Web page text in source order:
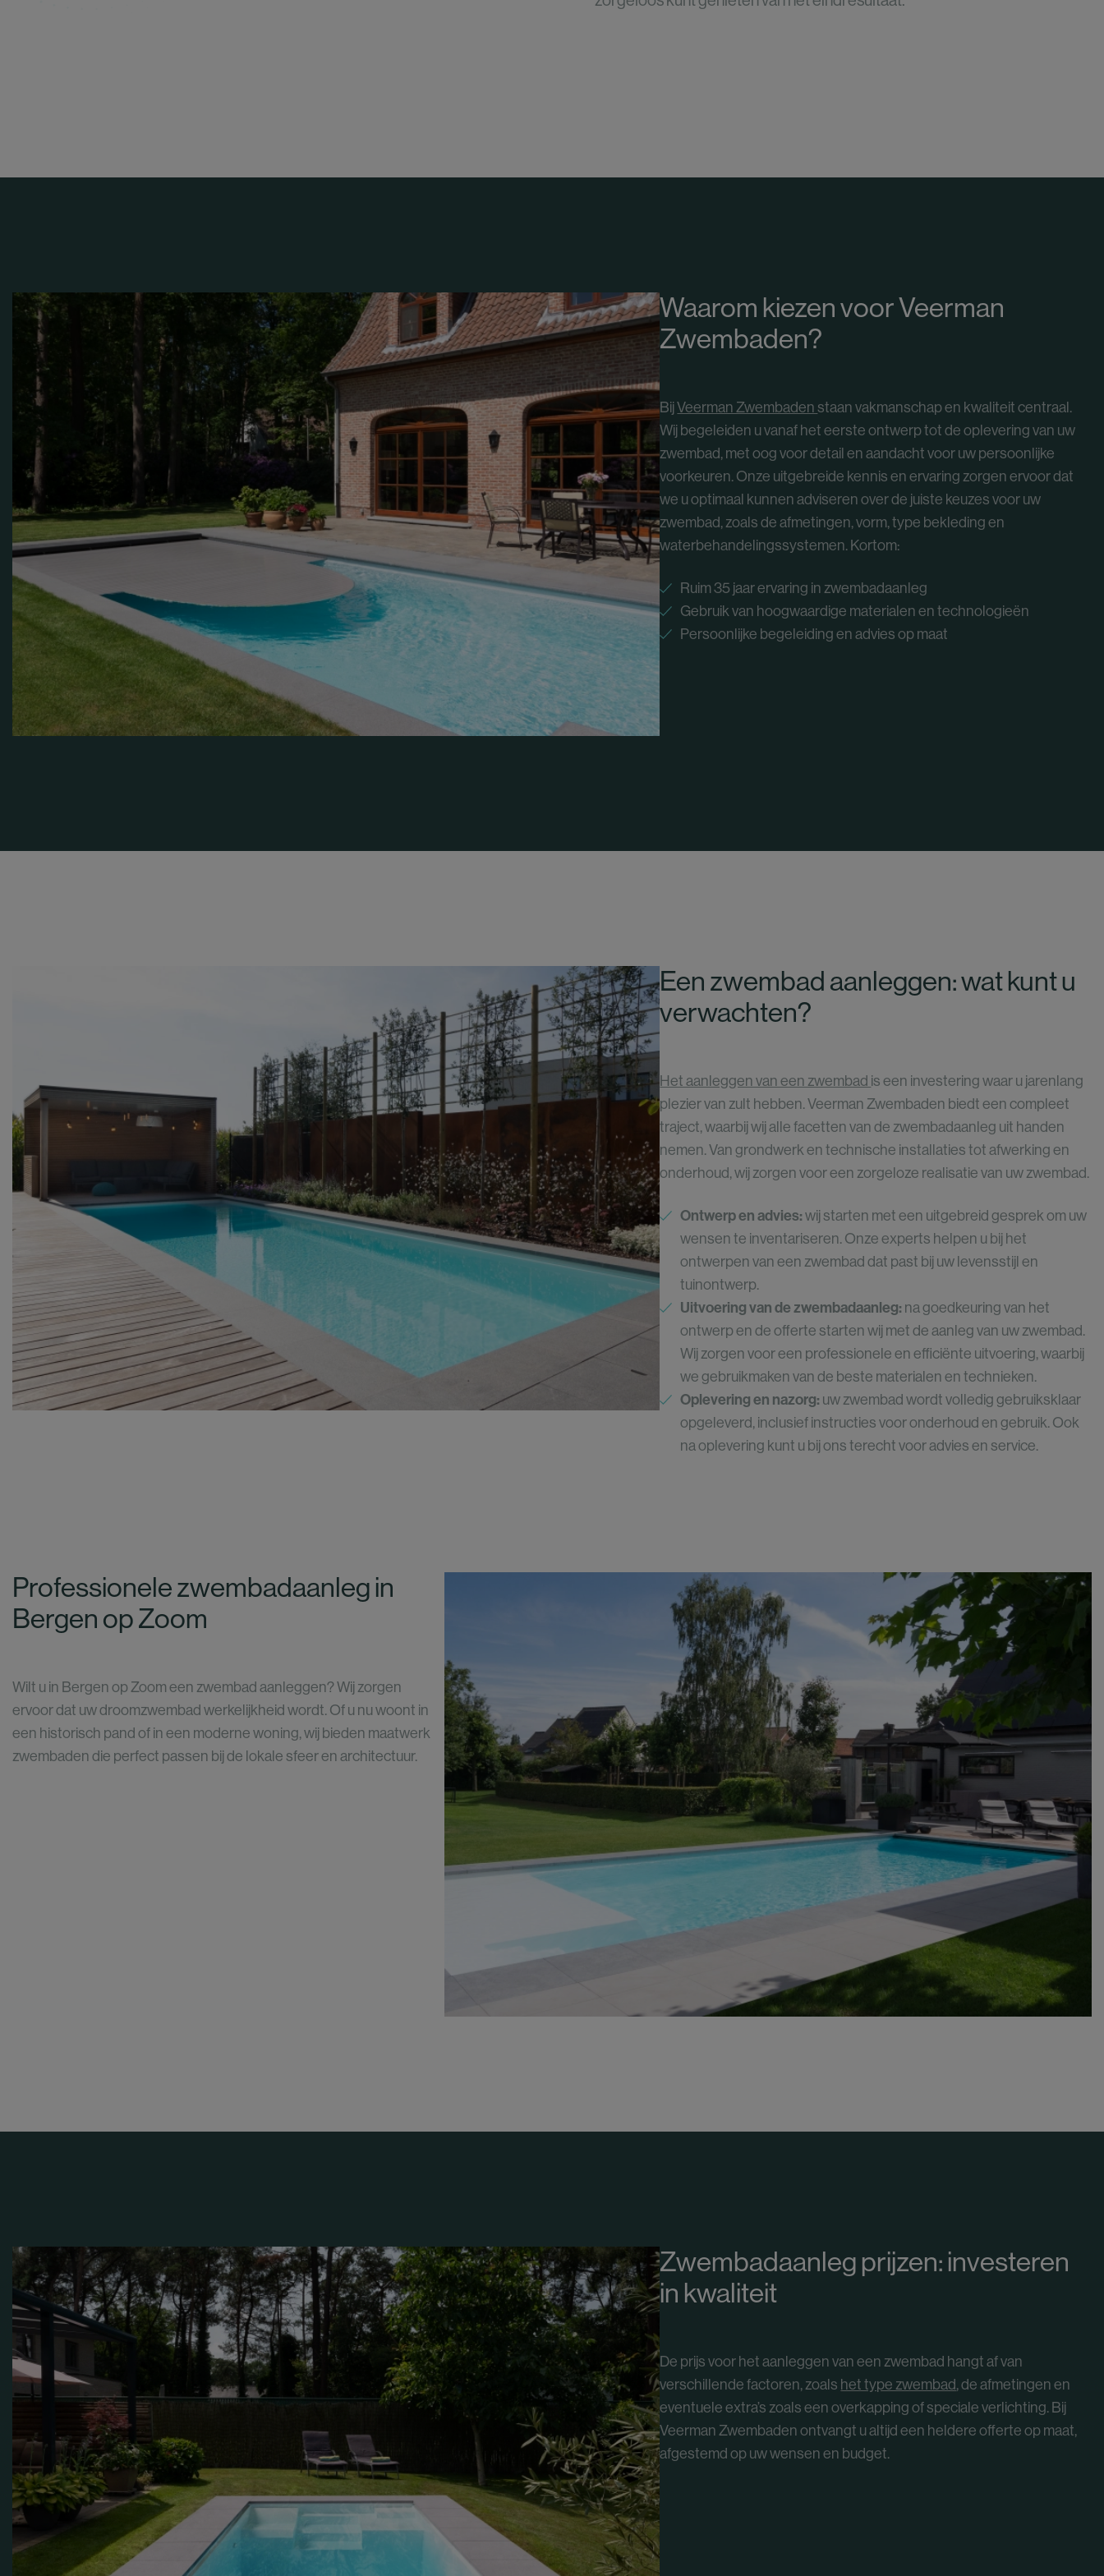
Waarom kiezen voor Veerman
Zwembaden?
BijVeerman Zwembadenstaan vakmanschap en kwaliteit centraal.
Wij begeleiden u vanaf het eerste ontwerp tot de oplevering van uw
zwembad, met oog voor detail en aandacht voor uw persoonlijke
voorkeuren. Onze uitgebreide kennis en ervaring zorgen ervoor dat
we u optimaal kunnen adviseren over de juiste keuzes voor uw
zwembad, zoals de afmetingen, vorm, type bekleding en
waterbehandelingssystemen. Kortom:
Ruim 35 jaar ervaring in zwembadaanleg
Gebruik van hoogwaardige materialen en technologieën
Persoonlijke begeleiding en advies op maat
Een zwembad aanleggen: wat kunt u
verwachten?
Het aanleggen van een zwembad is een investering waar u jarenlang
plezier van zult hebben. Veerman Zwembaden biedt een compleet
traject, waarbij wij alle facetten van de zwembadaanleg uit handen
nemen. Van grondwerk en technische installaties tot afwerking en
onderhoud, wij zorgen voor een zorgeloze realisatie van uw zwembad.
Ontwerp en advies:wij starten met een uitgebreid gesprek om uw
wensen te inventariseren. Onze experts helpen u bij het
ontwerpen van een zwembad dat past bij uw levensstijl en
tuinontwerp.
Uitvoering van de zwembadaanleg: na goedkeuring van het
ontwerp en de offerte starten wij met de aanleg van uw zwembad.
Wij zorgen voor een professionele en efficiënte uitvoering, waarbij
we gebruikmaken van de beste materialen en technieken.
Oplevering en nazorg: uw zwembad wordt volledig gebruiksklaar
opgeleverd, inclusief instructies voor onderhoud en gebruik. Ook
na oplevering kunt u bij ons terecht voor advies en service.
Professionele zwembadaanleg in
Bergen op Zoom
Wilt u in Bergen op Zoom een zwembad aanleggen? Wij zorgen
ervoor dat uw droomzwembad werkelijkheid wordt. Of u nu woont in
een historisch pand of in een moderne woning, wij bieden maatwerk
zwembaden die perfect passen bij de lokale sfeer en architectuur.
Zwembadaanleg prijzen: investeren
in kwaliteit
De prijs voor het aanleggen van een zwembad hangt af van
verschillende factoren, zoals het type zwembad, de afmetingen en
eventuele extra’s zoals een overkapping of speciale verlichting. Bij
Veerman Zwembaden ontvangt u altijd een heldere offerte op maat,
afgestemd op uw wensen en budget.